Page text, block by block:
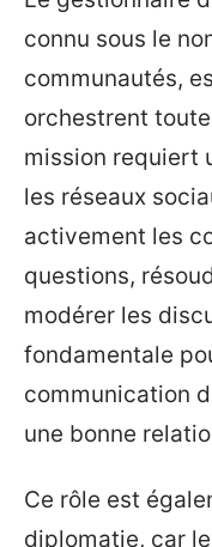
connu sous le
communautés,
orchestrent
mission requiert
les réseaux
activement les
questions,
modérer les
fondamentale
communication
une bonne
Ce rôle est
diplomatie, car